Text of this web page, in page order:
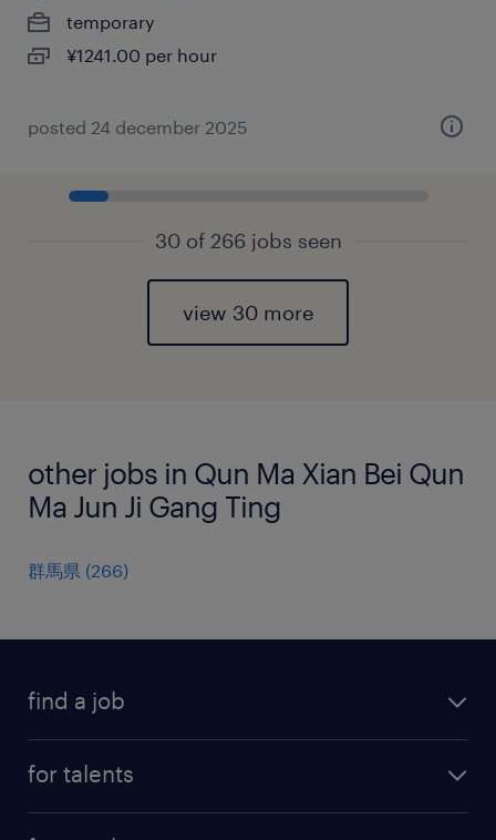
temporary
¥1241.00 per hour
posted 24 december 2025
30 of 266 jobs seen
view 30 more
other jobs in Qun Ma Xian Bei Qun
Ma Jun Ji Gang Ting
群馬県 (266)
find a job
for talents